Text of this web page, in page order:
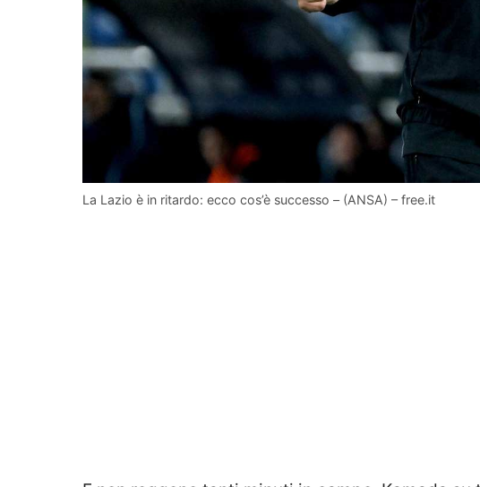
La Lazio è in ritardo: ecco cos’è successo – (ANSA) – free.it